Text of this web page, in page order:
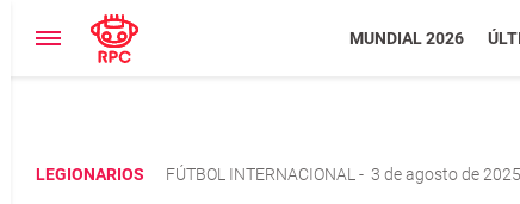
MUNDIAL 2026
LEGIONARIOS FÚTBOL INTERNACIONAL - 3 de agosto de